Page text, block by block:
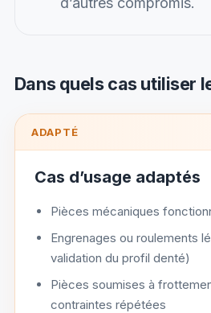
Dans quels cas utiliser
ADAPTÉ
Cas d’usage adaptés
Pièces mécaniques
Engrenages ou roulements
validation du profil denté)
Pièces soumises à
contraintes répétées